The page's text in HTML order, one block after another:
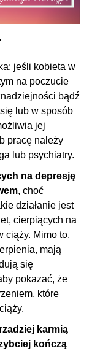
jeśli kobieta w
na poczucie
bądź
lub w sposób
jej
pracę należy
lub psychiatry.
na depresję
, choć
działanie jest
cierpiących na
ciąży. Mimo to,
mają
się
pokazać, że
które
karmią
kończą